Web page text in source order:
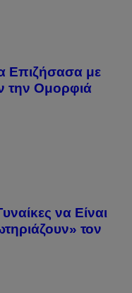
Επιζήσασα με
την Ομορφιά
να Είναι
τον